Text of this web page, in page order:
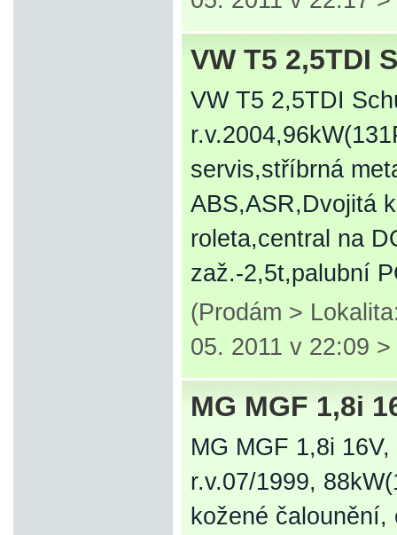
VW T5 2,5TDI
VW T5 2,5TDI
servis,stříbrná
ABS,ASR,Dvojitá
roleta,central na
zaž.-2,5t,palubní
(Prodám >
05. 2011 v 22:09 >
MG MGF 1,8i
MG MGF 1,8i 16V,
r.v.07/1999,
kožené